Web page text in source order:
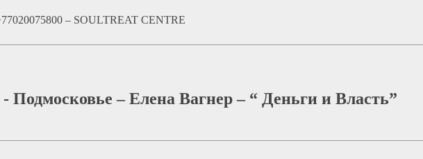
– SOULTREAT CENTRE
Подмосковье – Елена Вагнер – “ Деньги и Власть”